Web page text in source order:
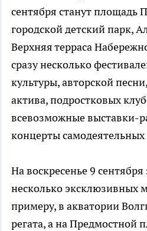
сентября станут площадь
городской детский парк,
Верхняя терраса
сразу несколько
культуры, авторской
актива, подростковых
всевозможные выставки-
концерты
На воскресенье 9
несколько эксклюзивных
примеру, в акватории
регата, а на Предмостной